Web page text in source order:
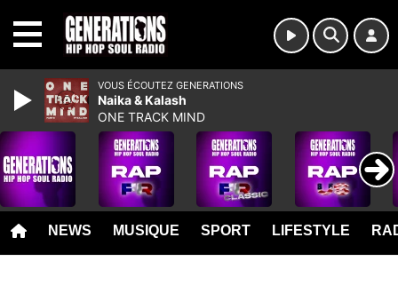
NEWS MUSIQUE SPORT LIFESTYLE
VOUS ÉCOUTEZ GENERATIONS
Naika & Kalash
ONE TRACK MIND